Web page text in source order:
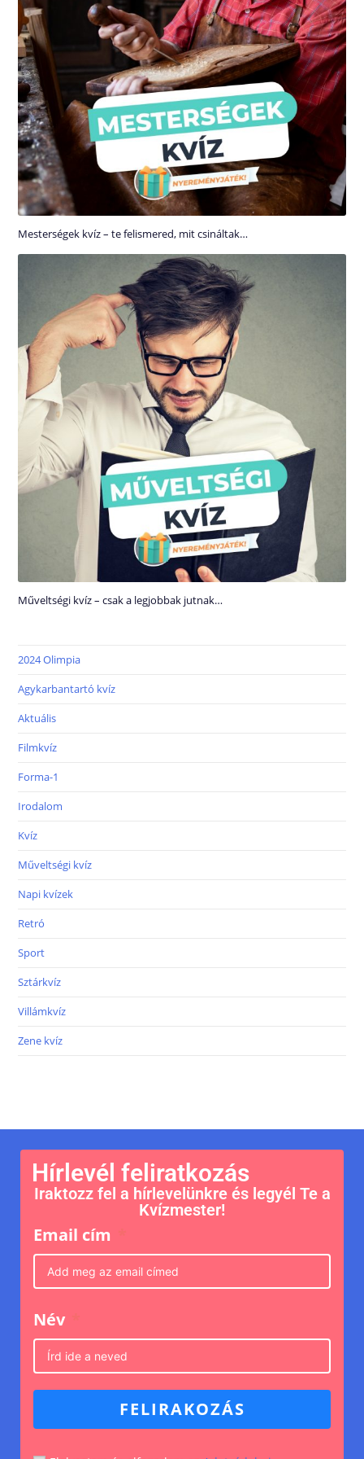
Mesterségek kvíz – te felismered, mit csináltak…
Műveltségi kvíz – csak a legjobbak jutnak…
2024 Olimpia
Agykarbantartó kvíz
Aktuális
Filmkvíz
Forma-1
Irodalom
Kvíz
Műveltségi kvíz
Napi kvízek
Retró
Sport
Sztárkvíz
Villámkvíz
Zene kvíz
Hírlevél feliratkozás
Iraktozz fel a hírlevelünkre és legyél Te a
Kvízmester!
Email cím
Név
FELIRAKOZÁS